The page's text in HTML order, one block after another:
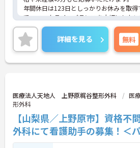
年間休日は123日としっかりお休みを取得
で、ワークライフバランスを大切にした
すめです。
賞与は計4.3ヶ月分の支給実績と嬉しい高
ご興味のある方には、面接対策ポイント
に詳細をお話しいたしますのでお気軽に
さい！
詳細を見る 無料
医療法人天地人 上野原梶谷整形外科
医
形外科
【山梨県／上野原市】資格
外科にて看護助手の募集！＜